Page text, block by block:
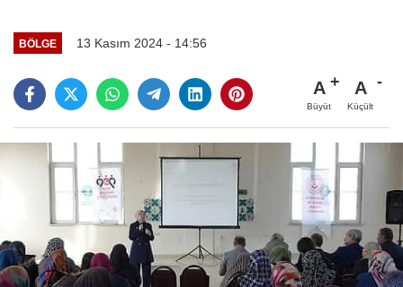
BÖLGE 13 Kasım 2024 - 14:56
A
Büyüt
A
Küçült